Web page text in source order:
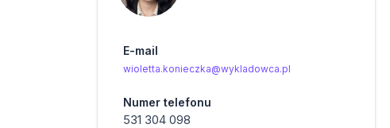
E-mail
wioletta.konieczka@wykladowca.pl
Numer telefonu
531 304 098